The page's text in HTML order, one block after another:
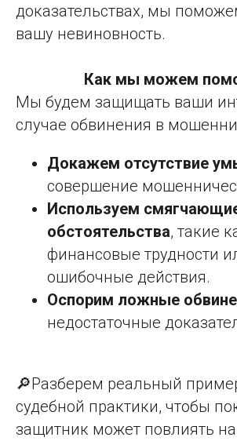
доказательствах, мы
вашу невиновность.
Как мы можем
Мы будем защищать ваши
случае обвинения в
Докажем отсутствие
совершение
Используем
обстоятельства, такие
финансовые трудности
ошибочные действия.
Оспорим ложные
недостаточные
🔎Разберем реальный
судебной практики, чтобы
защитник может повлиять